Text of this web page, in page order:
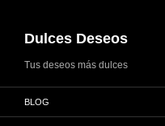
Dulces Deseos
Tus deseos más dulces
BLOG